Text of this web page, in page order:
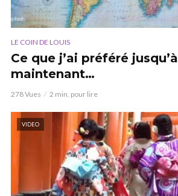
LE COIN DE LOUIS
Ce que j’ai préféré jusqu’à
maintenant…
278 Vues 2 min. pour lire
VIDEO